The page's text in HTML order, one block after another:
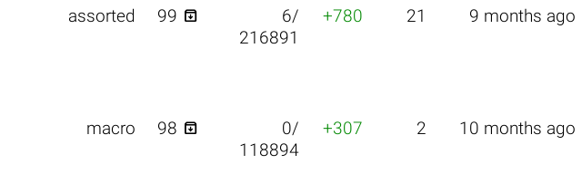
assorted 99 
6/
216891
+780 21 9 months ago
macro 98 
0/
118894
+307 2 10 months ago